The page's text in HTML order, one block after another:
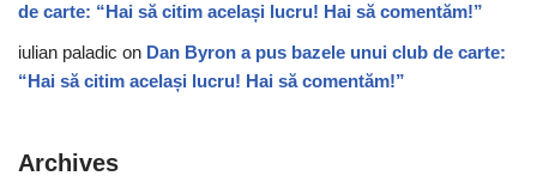
de carte: “Hai să citim același lucru! Hai să comentăm!”
iulian paladic on Dan Byron a pus bazele unui club de carte:
“Hai să citim același lucru! Hai să comentăm!”
Archives